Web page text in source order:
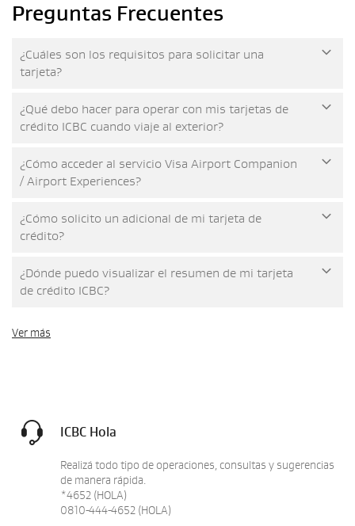
Preguntas Frecuentes
¿Cuáles son los requisitos para solicitar una
tarjeta?
¿Qué debo hacer para operar con mis tarjetas de
crédito ICBC cuando viaje al exterior?
¿Cómo acceder al servicio Visa Airport Companion
/ Airport Experiences?
¿Cómo solicito un adicional de mi tarjeta de
crédito?
¿Dónde puedo visualizar el resumen de mi tarjeta
de crédito ICBC?
Ver más
ICBC Hola
Realizá todo tipo de operaciones, consultas y sugerencias
de manera rápida.
*4652 (HOLA)
0810-444-4652 (HOLA)